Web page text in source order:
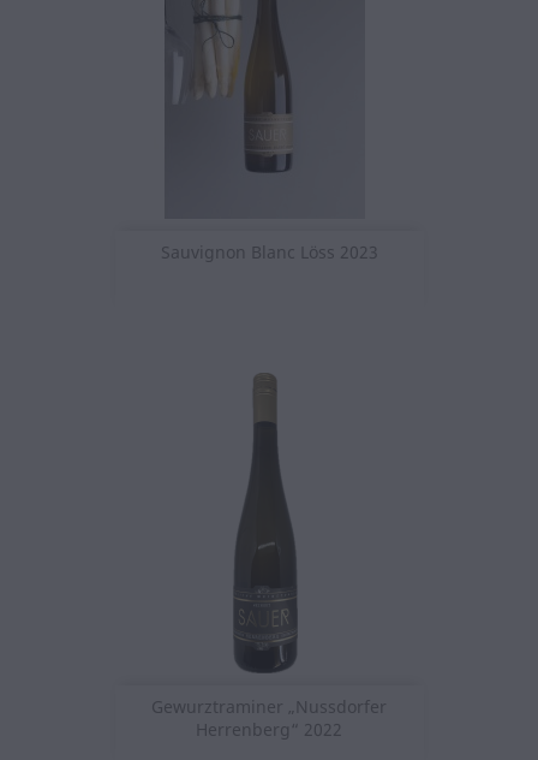
Sauvignon Blanc Löss 2023
Gewurztraminer „Nussdorfer
Herrenberg“ 2022